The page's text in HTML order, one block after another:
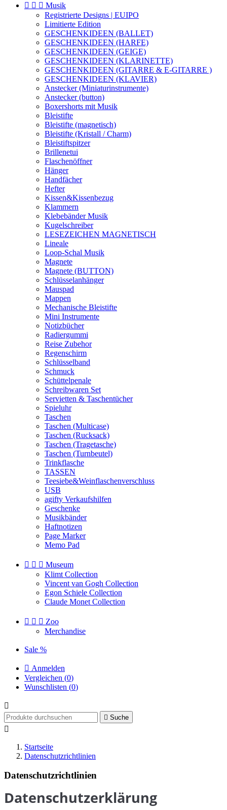
   Musik
Registrierte Designs | EUIPO
Limitierte Edition
GESCHENKIDEEN (BALLET)
GESCHENKIDEEN (HARFE)
GESCHENKIDEEN (GEIGE)
GESCHENKIDEEN (KLARINETTE)
GESCHENKIDEEN (GITARRE & E-GITARRE )
GESCHENKIDEEN (KLAVIER)
Anstecker (Miniaturinstrumente)
Anstecker (button)
Boxershorts mit Musik
Bleistifte
Bleistifte (magnetisch)
Bleistifte (Kristall / Charm)
Bleistiftspitzer
Brillenetui
Flaschenöffner
Hänger
Handfächer
Hefter
Kissen&Kissenbezug
Klammern
Klebebänder Musik
Kugelschreiber
LESEZEICHEN MAGNETISCH
Lineale
Loop-Schal Musik
Magnete
Magnete (BUTTON)
Schlüsselanhänger
Mauspad
Mappen
Mechanische Bleistifte
Mini Instrumente
Notizbücher
Radiergummi
Reise Zubehor
Regenschirm
Schlüsselband
Schmuck
Schüttelpenale
Schreibwaren Set
Servietten & Taschentücher
Spieluhr
Taschen
Taschen (Multicase)
Taschen (Rucksack)
Taschen (Tragetasche)
Taschen (Turnbeutel)
Trinkflasche
TASSEN
Teesiebe&Weinflaschenverschluss
USB
agifty Verkaufshilfen
Geschenke
Musikbänder
Haftnotizen
Page Marker
Memo Pad
   Museum
Klimt Collection
Vincent van Gogh Collection
Egon Schiele Collection
Claude Monet Collection
   Zoo
Merchandise
Sale %
 Anmelden
Vergleichen (0)
Wunschlisten (0)

 Suche

Startseite
Datenschutzrichtlinien
Datenschutzrichtlinien
Datenschutzerklärung